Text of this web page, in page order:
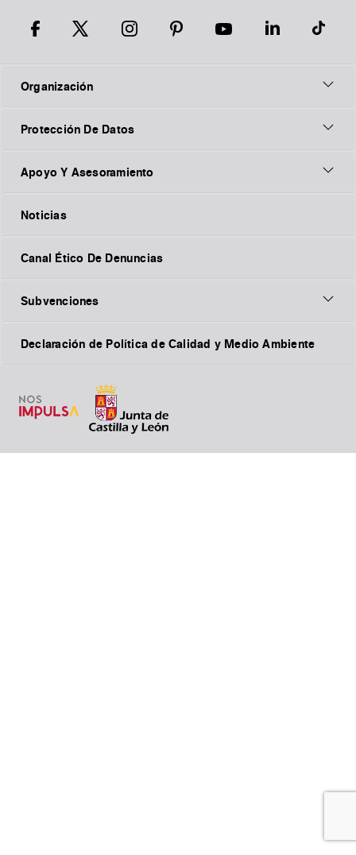
Organización
Protección De Datos
Apoyo Y Asesoramiento
Noticias
Canal Ético De Denuncias
Subvenciones
Declaración de Política de Calidad y Medio Ambiente